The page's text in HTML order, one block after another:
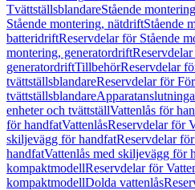
TvättställsblandareStående
Stående montering, nätdriftStående
batteridriftReservdelar för Stående
montering, generatordrift
generatordriftTillbehörReservdelar
tvättställsblandareReservdelar för För
tvättställsblandare
enheter och tvättställVattenlås för
för handfatVattenlåsReservdelar för
skiljevägg för handfatReservdelar
handfatVattenlås med skiljevägg för
kompaktmodellReservdelar för
kompaktmodellDolda vattenlås